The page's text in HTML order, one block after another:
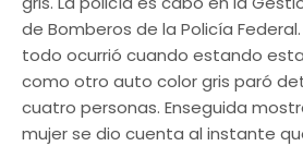
de Bomberos de la Policía
todo ocurrió cuando estando
como otro auto color gris paró
cuatro personas. Enseguida
mujer se dio cuenta al instante